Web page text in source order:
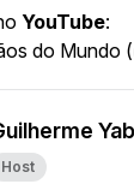
YouTube:
do Mundo (
Host